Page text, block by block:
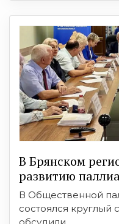
В Брянском
развитию
В Общественной
состоялся круглый